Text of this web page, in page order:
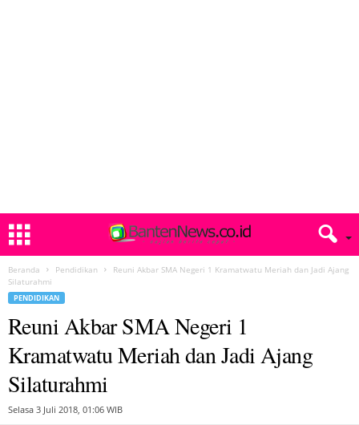
Beranda Pendidikan
Reuni Akbar SMA Negeri 1 Kramatwatu Meriah dan Jadi Ajang
Silaturahmi
PENDIDIKAN
Reuni Akbar SMA Negeri 1
Kramatwatu Meriah dan Jadi Ajang
Silaturahmi
Selasa 3 Juli 2018, 01:06 WIB